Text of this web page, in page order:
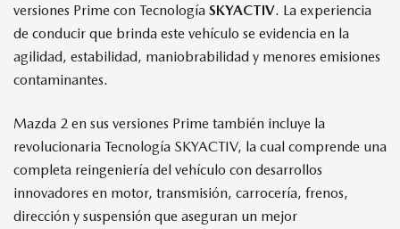
versiones Prime con Tecnología SKYACTIV. La experiencia
de conducir que brinda este vehículo se evidencia en la
agilidad, estabilidad, maniobrabilidad y menores emisiones
contaminantes.
Mazda 2 en sus versiones Prime también incluye la
revolucionaria Tecnología SKYACTIV, la cual comprende una
completa reingeniería del vehículo con desarrollos
innovadores en motor, transmisión, carrocería, frenos,
dirección y suspensión que aseguran un mejor